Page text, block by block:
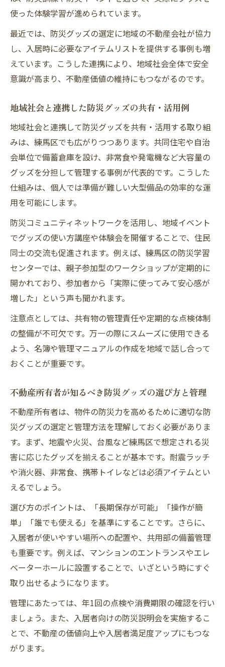
使った体験学習が進められています。
最近では、防災グッズの選定に地域の不動産会社が協力
し、入居時に必要なアイテムリストを提供する事例も増
えています。こうした連携により、地域社会全体で安全
意識が高まり、不動産価値の維持にもつながるのです。
地域社会と連携した防災グッズの共有・活用例
地域社会と連携して防災グッズを共有・活用する取り組
みは、練馬区でも広がりつつあります。共同住宅や自治
会単位で備蓄倉庫を設け、非常食や発電機など大容量の
グッズを分担して管理する事例が代表的です。こうした
仕組みは、個人では準備が難しい大型備品の効率的な運
用を可能にします。
防災コミュニティネットワークを活用し、地域イベント
でグッズの使い方講座や体験会を開催することで、住民
同士の交流も促進されます。例えば、練馬区の防災学習
センターでは、親子参加型のワークショップが定期的に
開かれており、参加者から「実際に使ってみて安心感が
増した」という声も聞かれます。
注意点としては、共有物の管理責任や定期的な点検体制
の整備が不可欠です。万一の際にスムーズに使用できる
よう、名簿や管理マニュアルの作成を地域で話し合って
おくことが重要です。
不動産所有者が知るべき防災グッズの選び方と管理
不動産所有者は、物件の防災力を高めるために適切な防
災グッズの選定と管理方法を理解しておく必要がありま
す。まず、地震や火災、台風など練馬区で想定される災
害に応じたグッズを揃えることが基本です。耐震ラッチ
や消火器、非常食、携帯トイレなどは必須アイテムとい
えるでしょう。
選び方のポイントは、「長期保存が可能」「操作が簡
単」「誰でも使える」を基準にすることです。さらに、
入居者が使いやすい場所への配置や、共用部の備蓄管理
も重要です。例えば、マンションのエントランスやエレ
ベーターホールに設置することで、いざという時にすぐ
取り出せるようになります。
管理にあたっては、年1回の点検や消費期限の確認を行い
ましょう。また、入居者向けの防災説明会を実施するこ
とで、不動産の価値向上や入居者満足度アップにもつな
がります。